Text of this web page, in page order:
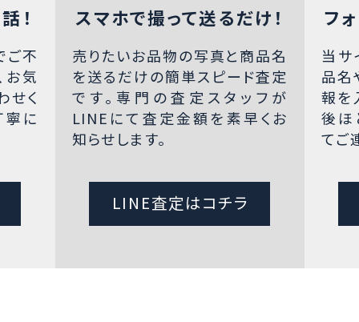
！
ご不
お気
せく
寧に
スマホで撮って送るだけ！
売りたいお品物の写真と商品名
を送るだけの簡単スピード査定
です。専門の査定スタッフが
LINEにて査定金額を素早くお
知らせします。
LINE査定はコチラ
フ
当サ
品名
報を
後ほ
てご